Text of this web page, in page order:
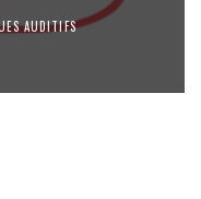
AUDITIFS